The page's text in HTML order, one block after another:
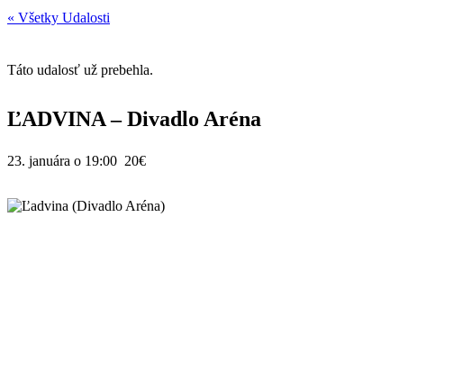
« Všetky Udalosti
Táto udalosť už prebehla.
ĽADVINA – Divadlo Aréna
23. januára o 19:00 20€